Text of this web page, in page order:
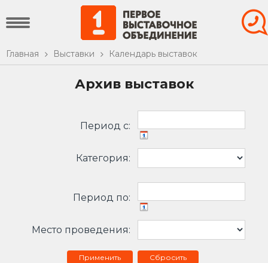
Главная Выставки Календарь выставок
Архив выставок
Период c:
Категория:
Период по:
Место проведения:
Сбросить